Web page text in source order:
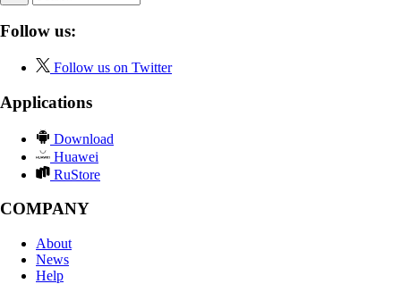
Follow us:
Follow us on Twitter
Applications
Download
Huawei
RuStore
COMPANY
About
News
Help